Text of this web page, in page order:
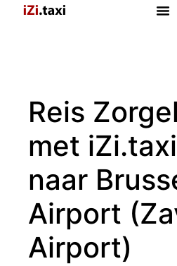
Reis
met
naar
Airport
Airport)